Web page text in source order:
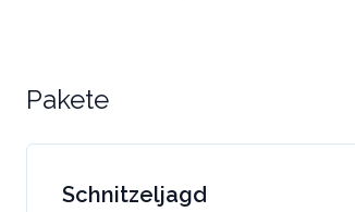
Pakete
Schnitzeljagd